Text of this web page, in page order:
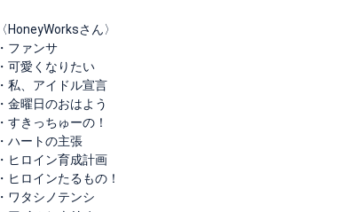
〈HoneyWorksさん〉
・ファンサ
・可愛くなりたい
・私、アイドル宣言
・金曜日のおはよう
・すきっちゅーの！
・ハートの主張
・ヒロイン育成計画
・ヒロインたるもの！
・ワタシノテンシ